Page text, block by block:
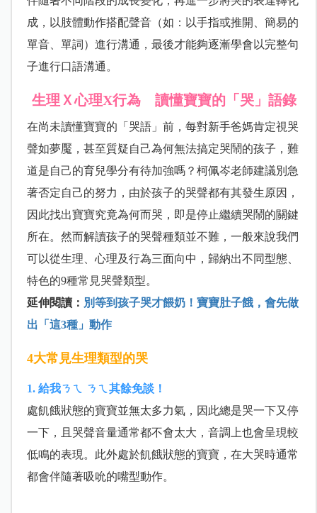
成，以肢體動作搭配聲音（如：以手指或推開、簡易的
單音、單詞）進行溝通，最後才能夠逐漸學會以完整句
子進行口語溝通。
生理Ｘ心理X行為 讀懂寶寶的「哭」語錄
在尚未讀懂寶寶的「哭語」前，每對新手爸媽肯定視哭
聲如夢魘，甚至質疑自己為何無法搞定哭鬧的孩子，難
道是自己的育兒學分有待加強嗎？柯佩岑老師建議別急
著否定自己的努力，由於孩子的哭聲都有其發生原因，
因此找出寶寶究竟為何而哭，即是停止繼續哭鬧的關鍵
所在。然而解讀孩子的哭聲種類並不難，一般來說我們
可以從生理、心理及行為三面向中，歸納出不同型態、
特色的9種常見哭聲類型。
延伸閱讀： 別等到孩子哭才餵奶！寶寶肚子餓，會先做
出「這3種」動作
4大常見生理類型的哭
1. 給我ㄋㄟ ㄋㄟ其餘免談！
處飢餓狀態的寶寶並無太多力氣，因此總是哭一下又停
一下，且哭聲音量通常都不會太大，音調上也會呈現較
低鳴的表現。此外處於飢餓狀態的寶寶，在大哭時通常
都會伴隨著吸吮的嘴型動作。